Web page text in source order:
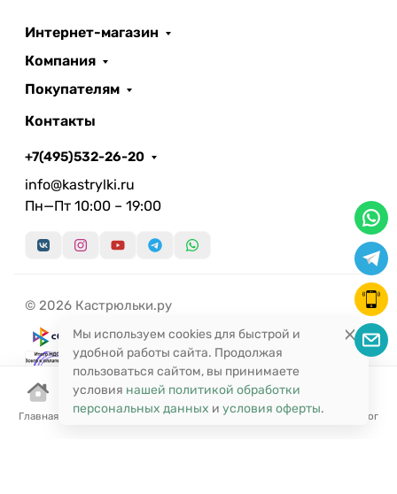
Главная Корзина Избранное Сравнение Поиск Каталог
Интернет-магазин
Компания
Покупателям
Контакты
+7(495)532-26-20
info@kastrylki.ru
Пн—Пт 10:00 – 19:00
© 2026 Кастрюльки.ру
Мы используем cookies для быстрой и
удобной работы сайта. Продолжая
пользоваться сайтом, вы принимаете
условия нашей политикой обработки
персональных данных и условия оферты.